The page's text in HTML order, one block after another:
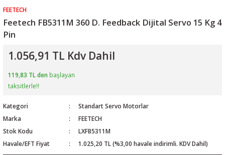
FEETECH
Feetech FB5311M 360 D. Feedback Dijital Servo 15 Kg 4
Pin
1.056,91 TL Kdv Dahil
119,83 TL den başlayan
taksitlerle!!
Kategori
Standart Servo Motorlar
Marka
FEETECH
Stok Kodu
LXFB5311M
Havale/EFT Fiyat
1.025,20 TL (%3,00 havale indirimli. KDV Dahil)